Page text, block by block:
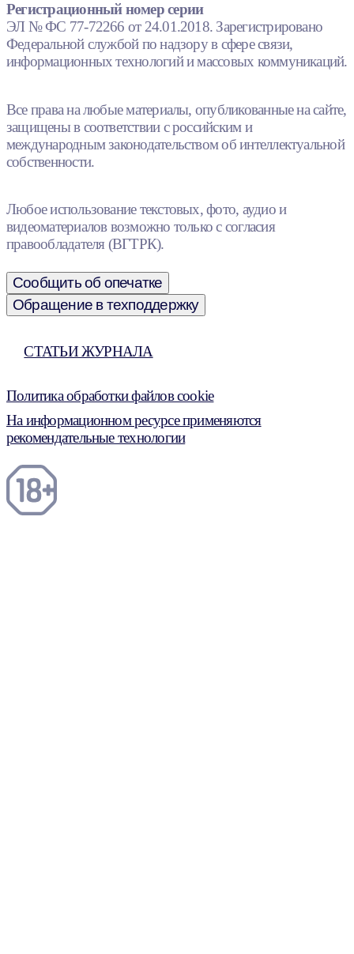
Регистрационный номер серии
ЭЛ № ФС 77-72266 от 24.01.2018. Зарегистрировано
Федеральной службой по надзору в сфере связи,
информационных технологий и массовых коммуникаций.
Все права на любые материалы, опубликованные на сайте,
защищены в соответствии с российским и
международным законодательством об интеллектуальной
собственности.
Любое использование текстовых, фото, аудио и
видеоматериалов возможно только с согласия
правообладателя (ВГТРК).
Сообщить об опечатке
Обращение в техподдержку
СТАТЬИ ЖУРНАЛА
Политика обработки файлов cookie
На информационном ресурсе применяются
рекомендательные технологии